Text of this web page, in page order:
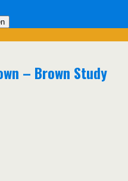
– Brown Study